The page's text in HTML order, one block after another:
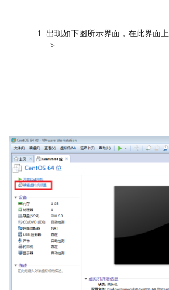
出现如下图所示界面，在此界面
–>